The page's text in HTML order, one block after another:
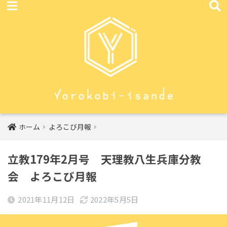
ホーム よろこび月報
立教179年2月号 天理教八生兵庫分教
会 よろこび月報
2021年11月12日 2022年5月5日